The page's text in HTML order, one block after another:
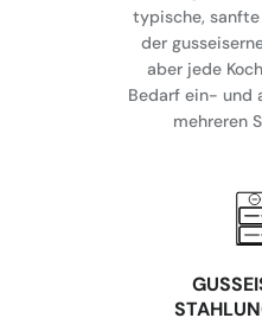
typische,
der
aber jede
Bedarf ein- und
mehreren